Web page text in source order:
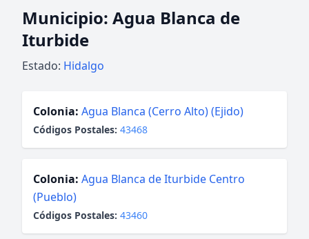
Municipio: Agua Blanca de
Iturbide
Estado: Hidalgo
Colonia: Agua Blanca (Cerro Alto) (Ejido)
Códigos Postales: 43468
Colonia: Agua Blanca de Iturbide Centro
(Pueblo)
Códigos Postales: 43460